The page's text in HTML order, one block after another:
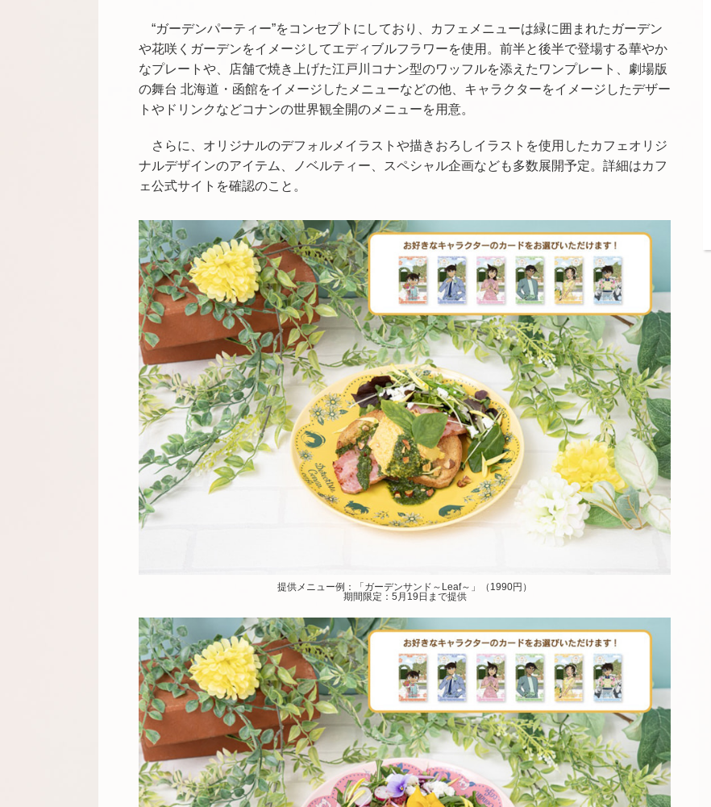
“ガーデンパーティー”をコンセプトにしており、カフェメニューは緑に囲まれたガーデン
や花咲くガーデンをイメージしてエディブルフラワーを使用。前半と後半で登場する華やか
なプレートや、店舗で焼き上げた江戸川コナン型のワッフルを添えたワンプレート、劇場版
の舞台 北海道・函館をイメージしたメニューなどの他、キャラクターをイメージしたデザー
トやドリンクなどコナンの世界観全開のメニューを用意。
さらに、オリジナルのデフォルメイラストや描きおろしイラストを使用したカフェオリジ
ナルデザインのアイテム、ノベルティー、スペシャル企画なども多数展開予定。詳細はカフ
ェ公式サイトを確認のこと。
提供メニュー例：「ガーデンサンド～Leaf～」（1990円）
期間限定：5月19日まで提供